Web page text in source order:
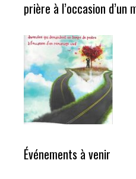
prière à l’occasion d’un
Événements à venir